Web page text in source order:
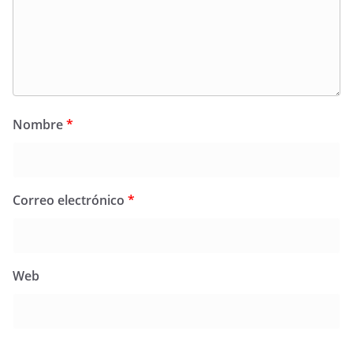
Nombre*
Correo electrónico *
Web